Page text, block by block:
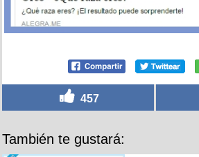
457
También te gustará: